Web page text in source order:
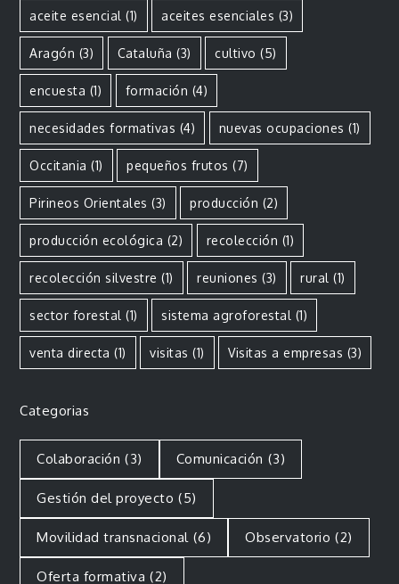
aceite esencial (1) aceites esenciales (3)
Aragón (3) Cataluña (3) cultivo (5)
encuesta (1) formación (4)
necesidades formativas (4) nuevas ocupaciones (1)
Occitania (1) pequeños frutos (7)
Pirineos Orientales (3) producción (2)
producción ecológica (2) recolección (1)
recolección silvestre (1) reuniones (3) rural (1)
sector forestal (1) sistema agroforestal (1)
venta directa (1) visitas (1) Visitas a empresas (3)
Categorias
Colaboración (3) Comunicación (3)
Gestión del proyecto (5)
Movilidad transnacional (6) Observatorio (2)
Oferta formativa (2)